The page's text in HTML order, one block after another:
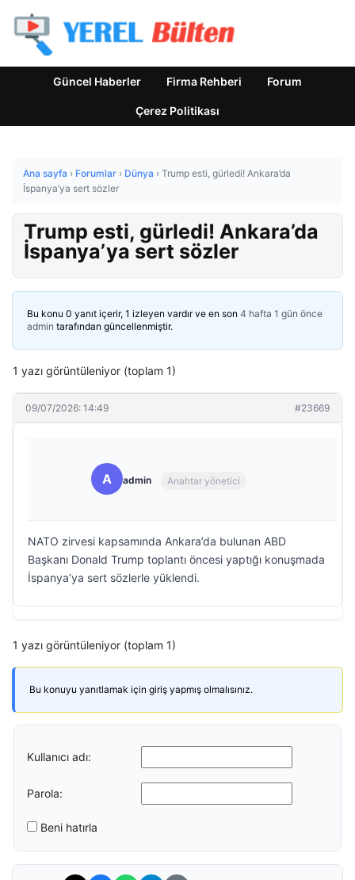
Güncel Haberler Firma Rehberi Forum
Çerez Politikası
Ana sayfa › Forumlar › Dünya › Trump esti, gürledi! Ankara’da
İspanya’ya sert sözler
Trump esti, gürledi! Ankara’da
İspanya’ya sert sözler
Bu konu 0 yanıt içerir, 1 izleyen vardır ve en son 4 hafta 1 gün önce
admin tarafından güncellenmiştir.
1 yazı görüntüleniyor (toplam 1)
09/07/2026: 14:49 #23669
A admin Anahtar yönetici
NATO zirvesi kapsamında Ankara’da bulunan ABD
Başkanı Donald Trump toplantı öncesi yaptığı konuşmada
İspanya’ya sert sözlerle yüklendi.
1 yazı görüntüleniyor (toplam 1)
Bu konuyu yanıtlamak için giriş yapmış olmalısınız.
Kullanıcı adı:
Parola:
Beni hatırla